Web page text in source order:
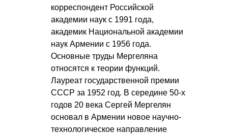
корреспондент Российской
академии наук с 1991 года,
академик Национальной академии
наук Армении с 1956 года.
Основные труды Мергеляна
относятся к теории функций.
Лауреат государственной премии
СССР за 1952 год. В середине 50-х
годов 20 века Сергей Мергелян
основал в Армении новое научно-
технологическое направление